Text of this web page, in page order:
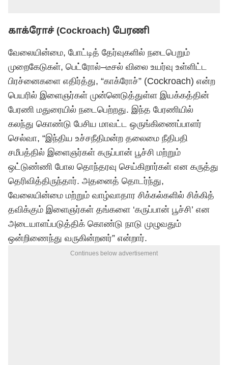
காக்ரோச் (Cockroach) பேரணி
வேலையின்மை, போட்டித் தேர்வுகளில் நடைபெறும்
முறைகேடுகள், பெட்ரோல்–டீசல் விலை உயர்வு உள்ளிட்ட
பிரச்னைகளை எதிர்த்து, “காக்ரோச்” (Cockroach) என்ற
பெயரில் இளைஞர்கள் முன்னெடுத்துள்ள இயக்கத்தின்
பேரணி மதுரையில் நடைபெற்றது. இந்த பேரணியில்
கலந்து கொண்டு பேசிய மாவட்ட ஒருங்கிணைப்பாளர்
செல்வா, “இந்திய உச்சநீதிமன்ற தலைமை நீதிபதி
சமீபத்தில் இளைஞர்கள் கருப்பான் பூச்சி மற்றும்
ஒட்டுண்ணி போல தொந்தரவு செய்கிறார்கள் என கருத்து
தெரிவித்திருந்தார். அதனைத் தொடர்ந்து,
வேலையின்மை மற்றும் வாழ்வாதார சிக்கல்களில் சிக்கித்
தவிக்கும் இளைஞர்கள் தங்களை ‘கருப்பான் பூச்சி’ என
அடையாளப்படுத்திக் கொண்டு நாடு முழுவதும்
ஒன்றிணைந்து வருகின்றனர்” என்றார்.
Continues below advertisement